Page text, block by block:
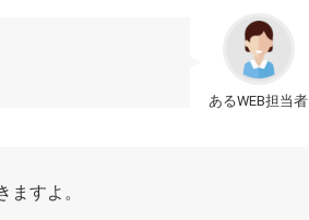
あるWEB担当者
すよ。